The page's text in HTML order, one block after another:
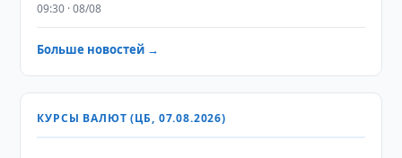
09:30 · 08/08
Больше новостей →
КУРСЫ ВАЛЮТ (ЦБ, 07.08.2026)